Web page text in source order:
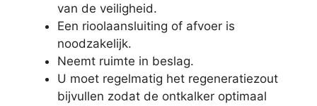
van de veiligheid.
Een rioolaansluiting of afvoer is
noodzakelijk.
Neemt ruimte in beslag.
U moet regelmatig het regeneratiezout
bijvullen zodat de ontkalker optimaal